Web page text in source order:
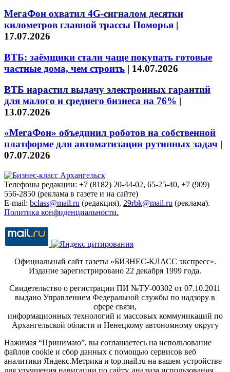
МегаФон охватил 4G-сигналом десятки
километров главной трассы Поморья |
17.07.2026
ВТБ: заёмщики стали чаще покупать готовые
частные дома, чем строить | 14.07.2026
ВТБ нарастил выдачу электронных гарантий
для малого и среднего бизнеса на 76% |
13.07.2026
«МегаФон» объединил роботов на собственной
платформе для автоматизации рутинных задач |
07.07.2026
Телефоны редакции: +7 (8182) 20-44-02, 65-25-40, +7 (909)
556-2850 (реклама в газете и на сайте)
E-mail: bclass@mail.ru (редакция), 29rbk@mail.ru (реклама).
Политика конфиденциальности.
Официальный сайт газеты «БИЗНЕС-КЛАСС экспресс».
Издание зарегистрировано 22 декабря 1999 года.
Свидетельство о регистрации ПИ №ТУ-00302 от 07.10.2011
выдано Управлением Федеральной службы по надзору в
сфере связи,
информационных технологий и массовых коммуникаций по
Архангельской области и Ненецкому автономному округу
Нажимая “Принимаю”, вы соглашаетесь на использование
файлов cookie и сбор данных с помощью сервисов веб
аналитики Яндекс.Метрика и top.mail.ru на вашем устройстве
для улучшения навигации по сайту, анализа использования